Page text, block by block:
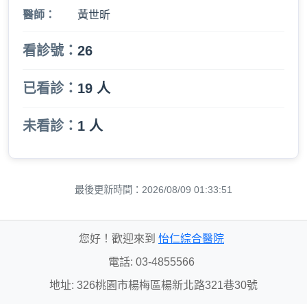
醫師： 黃世昕
看診號： 26
已看診： 19 人
未看診： 1 人
最後更新時間：2026/08/09 01:33:51
您好！歡迎來到 怡仁綜合醫院
電話: 03-4855566
地址: 326桃園市楊梅區楊新北路321巷30號